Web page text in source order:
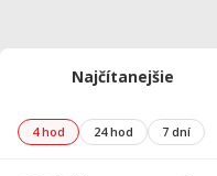
Najčítanejšie
4 hod 24 hod 7 dní